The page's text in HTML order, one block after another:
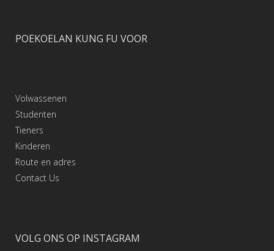
POEKOELAN KUNG FU VOOR
Volwassenen
Studenten
Tieners
Kinderen
Route en adres
Contact Us
VOLG ONS OP INSTAGRAM